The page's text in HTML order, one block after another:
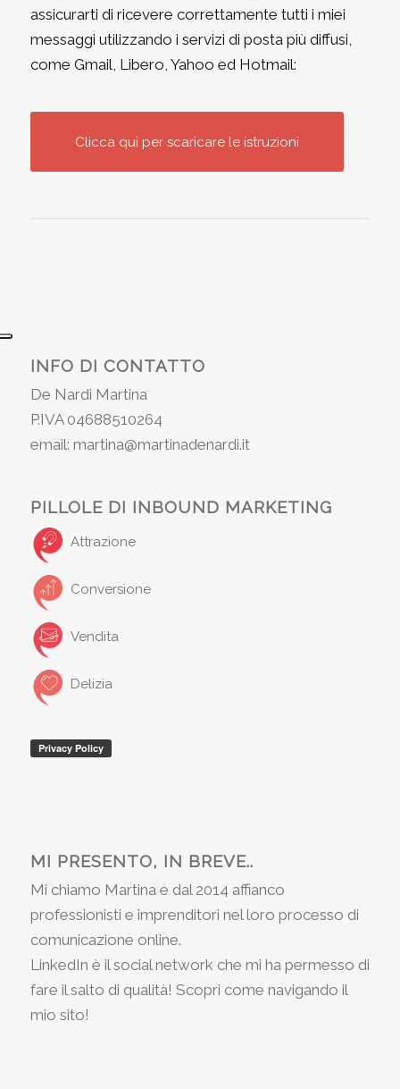
assicurarti di ricevere correttamente tutti i miei
messaggi utilizzando i servizi di posta più diffusi,
come Gmail, Libero, Yahoo ed Hotmail:
Clicca qui per scaricare le istruzioni
INFO DI CONTATTO
De Nardi Martina
P.IVA 04688510264
email: martina@martinadenardi.it
PILLOLE DI INBOUND MARKETING
Attrazione
Conversione
Vendita
Delizia
MI PRESENTO, IN BREVE..
Mi chiamo Martina e dal 2014 affianco
professionisti e imprenditori nel loro processo di
comunicazione online.
LinkedIn è il social network che mi ha permesso di
fare il salto di qualità! Scopri come navigando il
mio sito!